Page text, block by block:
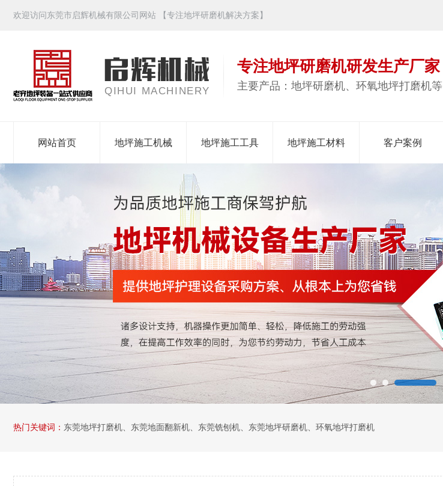
欢迎访问东莞市启辉机械有限公司网站 【专注地坪研磨机解决方案】
QIHUI MACHINERY
专注地坪研磨机研发生产厂家
主要产品：地坪研磨机、环氧地坪打磨机等
网站首页 地坪施工机械 地坪施工工具 地坪施工材料 客户案例
热门关键词： 东莞地坪打磨机、 东莞地面翻新机、 东莞铣刨机、 东莞地坪研磨机、 环氧地坪打磨机